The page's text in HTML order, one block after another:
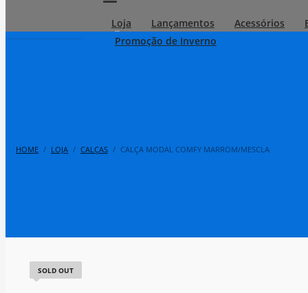
Loja Lançamentos Acessórios
Promoção de Inverno
HOME LOJA CALÇAS CALÇA MODAL COMFY MARROM/MESCLA
SOLD OUT